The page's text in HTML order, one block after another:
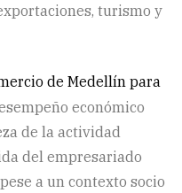
turismo y
de Medellín para
económico
de la actividad
del empresariado
a un contexto socio